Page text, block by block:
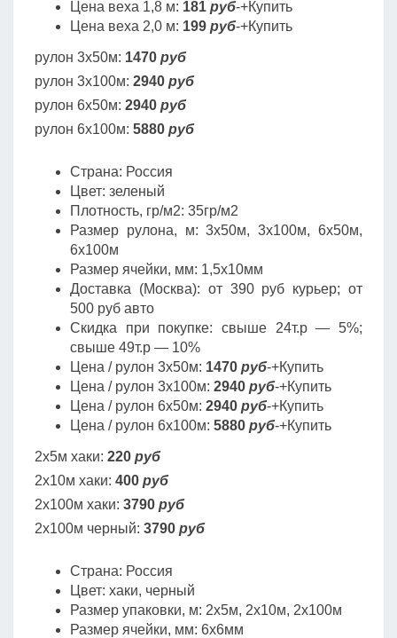
Цена веха 1,8 м: 181 руб-+Купить
Цена веха 2,0 м: 199 руб-+Купить
рулон 3х50м: 1470 руб
рулон 3х100м: 2940 руб
рулон 6х50м: 2940 руб
рулон 6х100м: 5880 руб
Страна: Россия
Цвет: зеленый
Плотность, гр/м2: 35гр/м2
Размер рулона, м: 3х50м, 3х100м, 6х50м,
6х100м
Размер ячейки, мм: 1,5х10мм
Доставка (Москва): от 390 руб курьер; от
500 руб авто
Скидка при покупке: свыше 24т.р — 5%;
свыше 49т.р — 10%
Цена / рулон 3х50м: 1470 руб-+Купить
Цена / рулон 3х100м: 2940 руб-+Купить
Цена / рулон 6х50м: 2940 руб-+Купить
Цена / рулон 6х100м: 5880 руб-+Купить
2х5м хаки: 220 руб
2х10м хаки: 400 руб
2х100м хаки: 3790 руб
2х100м черный: 3790 руб
Страна: Россия
Цвет: хаки, черный
Размер упаковки, м: 2х5м, 2х10м, 2х100м
Размер ячейки, мм: 6х6мм